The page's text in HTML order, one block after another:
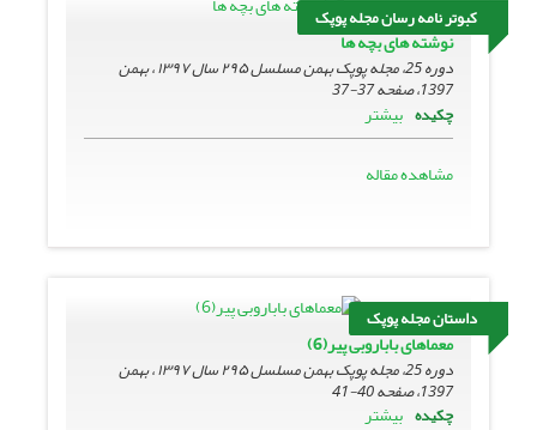
کبوتر نامه رسان مجله پوپک
نوشته های بچه ها
دوره 25، مجله پوپک بهمن مسلسل ۲۹۵ سال ۱۳۹۷ ، بهمن
1397، صفحه
37-37
چکیده بیشتر
مشاهده مقاله
داستان مجله پوپک
معماهای باباروبی ‌پیر(6)
دوره 25، مجله پوپک بهمن مسلسل ۲۹۵ سال ۱۳۹۷ ، بهمن
1397، صفحه
40-41
چکیده بیشتر